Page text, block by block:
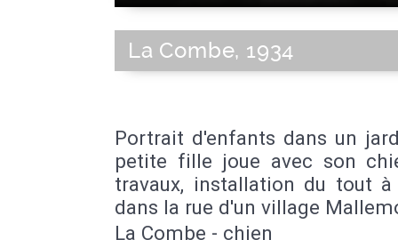
La Combe, 1934
Portrait d'enfants dans un
petite fille joue avec son
travaux, installation du tout à
dans la rue d'un village
La Combe - chien